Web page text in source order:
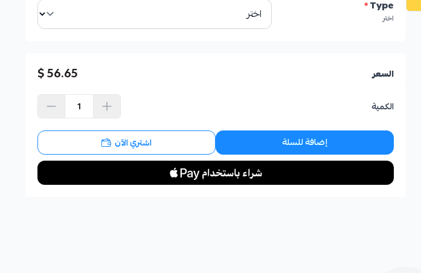
Type
*
اختر
السعر 56.65 $
الكمية
إضافة للسلة اشتري الآن